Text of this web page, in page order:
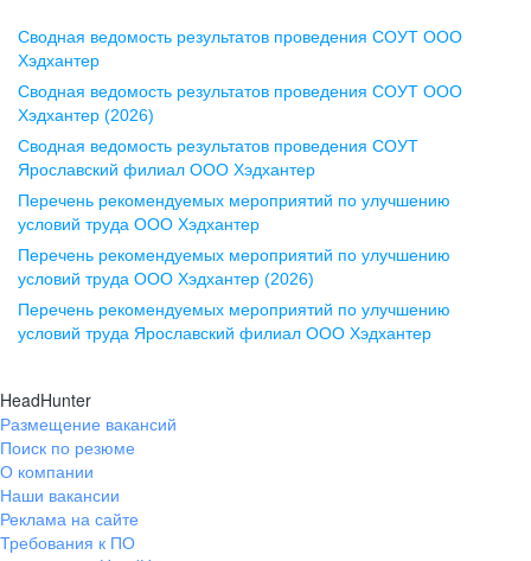
Воронеж
ул. Комиссаржевской, д. 10,
офис 1212
+7 473 280-05-05
pr@vrn.hh.ru
ул. Спартаковская, д. 2А, этаж 3,
помещение 15
+7 843 212-12-50
Екатеринбург
ул. Боевых Дружин, стр. 20,
+7 343 226-79-99
pr@ural.hh.ru
Сводная ведомость результатов проведения СОУТ ООО
Хэдхантер
Сводная ведомость результатов проведения СОУТ ООО
Хэдхантер (2026)
Сводная ведомость результатов проведения СОУТ
Ярославский филиал ООО Хэдхантер
Перечень рекомендуемых мероприятий по улучшению
условий труда ООО Хэдхантер
Перечень рекомендуемых мероприятий по улучшению
условий труда ООО Хэдхантер (2026)
Перечень рекомендуемых мероприятий по улучшению
условий труда Ярославский филиал ООО Хэдхантер
HeadHunter
Размещение вакансий
Поиск по резюме
О компании
Наши вакансии
Реклама на сайте
Требования к ПО